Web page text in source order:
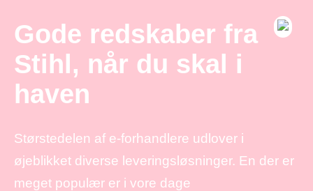
Gode redskaber fra
Stihl, når du skal i
haven
Størstedelen af e-forhandlere udlover i
øjeblikket diverse leveringsløsninger. En der er
meget populær er i vore dage